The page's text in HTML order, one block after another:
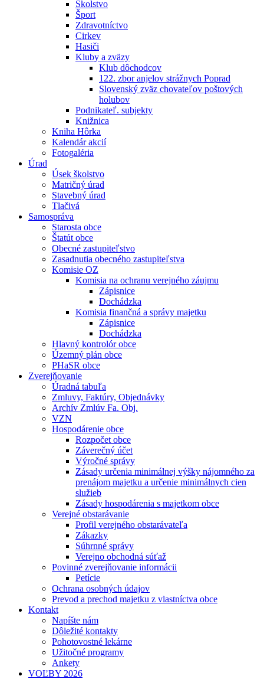
Školstvo
Šport
Zdravotníctvo
Cirkev
Hasiči
Kluby a zväzy
Klub dôchodcov
122. zbor anjelov strážnych Poprad
Slovenský zväz chovateľov poštových
holubov
Podnikateľ. subjekty
Knižnica
Kniha Hôrka
Kalendár akcií
Fotogaléria
Úrad
Úsek školstvo
Matričný úrad
Stavebný úrad
Tlačivá
Samospráva
Starosta obce
Štatút obce
Obecné zastupiteľstvo
Zasadnutia obecného zastupiteľstva
Komisie OZ
Komisia na ochranu verejného záujmu
Zápisnice
Dochádzka
Komisia finančná a správy majetku
Zápisnice
Dochádzka
Hlavný kontrolór obce
Územný plán obce
PHaSR obce
Zverejňovanie
Úradná tabuľa
Zmluvy, Faktúry, Objednávky
Archív Zmlúv Fa. Obj.
VZN
Hospodárenie obce
Rozpočet obce
Záverečný účet
Výročné správy
Zásady určenia minimálnej výšky nájomného za
prenájom majetku a určenie minimálnych cien
služieb
Zásady hospodárenia s majetkom obce
Verejné obstarávanie
Profil verejného obstarávateľa
Zákazky
Súhrnné správy
Verejno obchodná súťaž
Povinné zverejňovanie informácii
Petície
Ochrana osobných údajov
Prevod a prechod majetku z vlastníctva obce
Kontakt
Napíšte nám
Dôležité kontakty
Pohotovostné lekárne
Užitočné programy
Ankety
VOĽBY 2026